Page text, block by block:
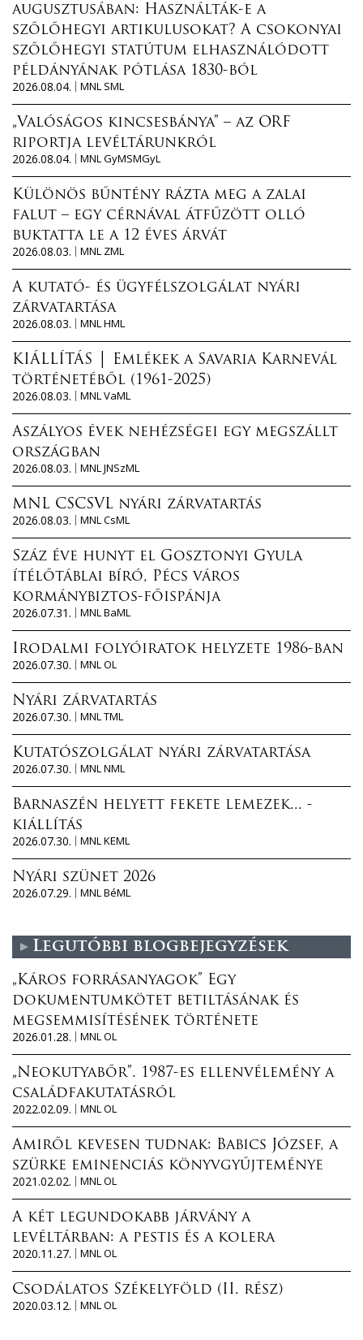
augusztusában: Használták-e a
szőlőhegyi artikulusokat? A csokonyai
szőlőhegyi statútum elhasználódott
példányának pótlása 1830-ból
2026.08.04.
MNL SML
„Valóságos kincsesbánya” – az ORF
riportja levéltárunkról
2026.08.04.
MNL GyMSMGyL
Különös bűntény rázta meg a zalai
falut – egy cérnával átfűzött olló
buktatta le a 12 éves árvát
2026.08.03.
MNL ZML
A kutató- és ügyfélszolgálat nyári
zárvatartása
2026.08.03.
MNL HML
KIÁLLÍTÁS │ Emlékek a Savaria Karnevál
történetéből (1961-2025)
2026.08.03.
MNL VaML
Aszályos évek nehézségei egy megszállt
országban
2026.08.03.
MNL JNSzML
MNL CSCSVL nyári zárvatartás
2026.08.03.
MNL CsML
Száz éve hunyt el Gosztonyi Gyula
ítélőtáblai bíró, Pécs város
kormánybiztos-főispánja
2026.07.31.
MNL BaML
Irodalmi folyóiratok helyzete 1986-ban
2026.07.30.
MNL OL
Nyári zárvatartás
2026.07.30.
MNL TML
Kutatószolgálat nyári zárvatartása
2026.07.30.
MNL NML
Barnaszén helyett fekete lemezek... -
kiállítás
2026.07.30.
MNL KEML
Nyári szünet 2026
2026.07.29.
MNL BéML
Legutóbbi blogbejegyzések
„Káros forrásanyagok” Egy
dokumentumkötet betiltásának és
megsemmisítésének története
2026.01.28.
MNL OL
„Neokutyabőr”. 1987-es ellenvélemény a
családfakutatásról
2022.02.09.
MNL OL
Amiről kevesen tudnak: Babics József, a
szürke eminenciás könyvgyűjteménye
2021.02.02.
MNL OL
A két legundokabb járvány a
levéltárban: a pestis és a kolera
2020.11.27.
MNL OL
Csodálatos Székelyföld (II. rész)
2020.03.12.
MNL OL